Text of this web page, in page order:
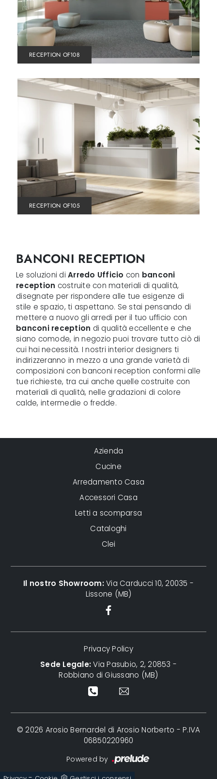
RECEPTION OF108
RECEPTION OF105
BANCONI RECEPTION
Le soluzioni diArredo Ufficio con banconi
reception costruite con materiali di qualità,
disegnate per rispondere alle tue esigenze di
stile e spazio, ti aspettano. Se stai pensando di
mettere a nuovo gli arredi per il tuo ufficio con
banconi reception di qualità eccellente e che
siano comode, in negozio puoi trovare tutto ciò di
cui hai necessità. I nostri interior designers ti
indirizzeranno in mezzo a una grande varietà di
composizioni con banconi reception conformi alle
tue richieste, tra cui anche quelle costruite con
materiali di qualità, nelle gradazioni di colore
calde, intermedie o fredde.
Azienda
Cucine
Arredamento Casa
Accessori Casa
Letti a scomparsa
Cataloghi
Clei
Il nostro Showroom:Via Carducci 10, 20035 -
Lissone (MB)
Privacy Policy
Sede Legale:Via Pasubio, 2, 20853 -
Robbiano di Giussano (MB)
© 2026 Arosio Bernardel di Arosio Norberto - P.IVA
06850220960
Powered by